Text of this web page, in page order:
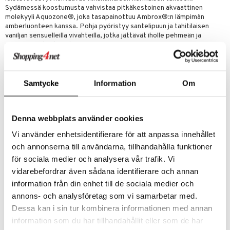
Samtycke Information Om
Denna webbplats använder cookies
Vi använder enhetsidentifierare för att anpassa innehållet
och annonserna till användarna, tillhandahålla funktioner
för sociala medier och analysera vår trafik. Vi
vidarebefordrar även sådana identifierare och annan
information från din enhet till de sociala medier och
annons- och analysföretag som vi samarbetar med.
Dessa kan i sin tur kombinera informationen med annan
information som du har tillhandahållit eller som de har
Sydämessä koostumusta vahvistaa pitkäkestoinen akvaattinen
molekyyli Aquozone®, joka tasapainottuu Ambrox®:n lämpimän
amberluonteen kanssa. Pohja pyöristyy santelipuun ja tahitilaisen
vaniljan sensuelleilla vivahteilla, jotka jättävät iholle pehmeän ja
ympäröivän tuoksujäljen.
L’Eau Ambrée koostuu 90 % luonnollista alkuperää olevista
kierrätettyä, ja se voidaan käyttää uudelleen. Pakkaus on valmistettu
vastuullisesti tuotetusta paperista, KENZO Parfumsin pyrkimyksen
L’Eau Ambréen myynnin kautta KENZO Parfums tukee myös Coral
ennallistamiseksi. Koralliriutat peittävät alle yhden prosentin merien
pinta-alasta, mutta ovat elinympäristö noin 25 prosentille kaikesta
merielämästä ja niillä on ratkaiseva rooli meriemme ekosysteemeissä.
Yhdessä KENZO Parfums ja Coral Gardeners työskentelevät
palauttaakseen merille niiden väriloiston ja biologisen
monimuotoisuuden.
Ylävivahteet: ylang ylang ja viikunamaito
Sydänvivahteet: aquozone ja ambroxan
Pohjavivahteet
: santelipuu ja tahitilainen vanilja